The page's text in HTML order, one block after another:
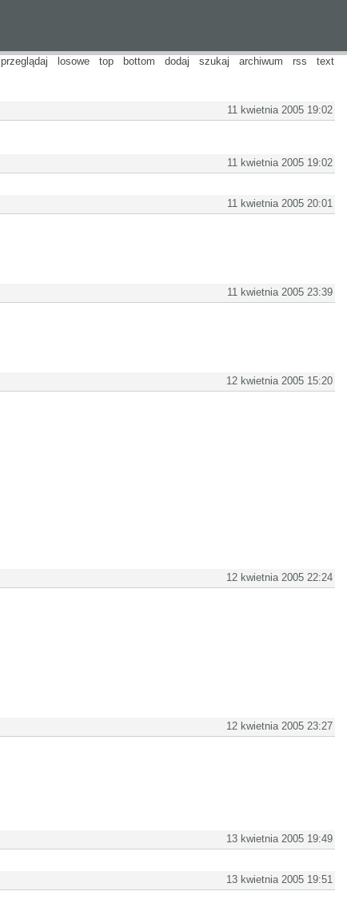
przeglądaj losowe top bottom dodaj szukaj archiwum rss text
11 kwietnia 2005 19:02
11 kwietnia 2005 19:02
11 kwietnia 2005 20:01
11 kwietnia 2005 23:39
12 kwietnia 2005 15:20
12 kwietnia 2005 22:24
12 kwietnia 2005 23:27
13 kwietnia 2005 19:49
13 kwietnia 2005 19:51